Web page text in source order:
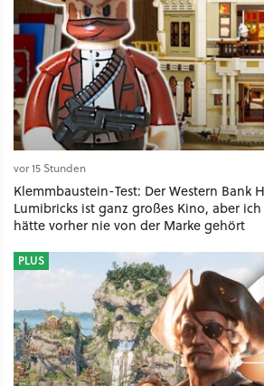
vor 15 Stunden
Klemmbaustein-Test: Der Western Bank
Lumibricks ist ganz großes Kino, aber
hätte vorher nie von der Marke gehört
PLUS